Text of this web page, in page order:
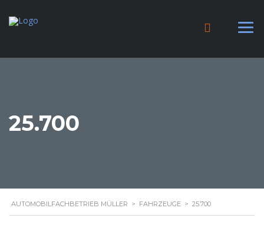
25.700
AUTOMOBILFACHBETRIEB MÜLLER > FAHRZEUGE > 25.700